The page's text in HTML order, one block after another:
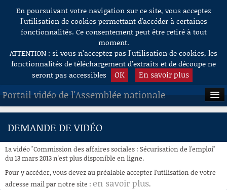
Aller au contenu
En poursuivant votre navigation sur ce site, vous acceptez
l’utilisation de cookies permettant d'accéder à certaines
fonctionnalités. Ce consentement peut être retiré à tout
moment.
ATTENTION : si vous n’acceptez pas l’utilisation de cookies, les
fonctionnalités de téléchargement d’extraits et de découpe ne
seront pas accessibles
OK En savoir plus
Portail vidéo de l'Assemblée nationale
ACCUEIL
À LA DEMANDE
RECHERCHE
DEMANDE DE VIDÉO
La vidéo "Commission des affaires sociales : Sécurisation de l'emploi"
du 13 mars 2013 n'est plus disponible en ligne.
Pour y accéder, vous devez au préalable accepter l'utilisation de votre
adresse mail par notre site : en savoir plus.